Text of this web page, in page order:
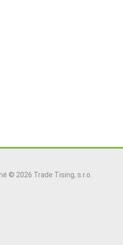
© 2026 Trade Tising, s.r.o.